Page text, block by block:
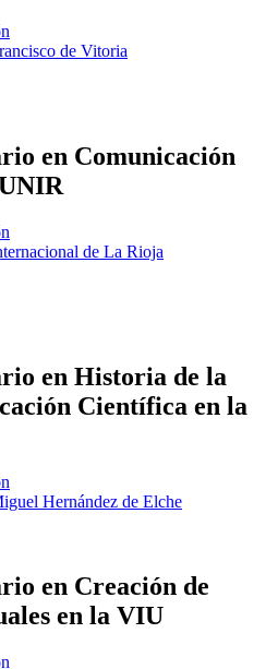
de Vitoria
en Comunicación
de La Rioja
en Historia de la
Científica en la
Hernández de Elche
en Creación de
en la VIU